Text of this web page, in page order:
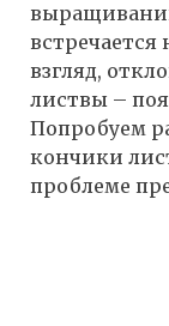
встречается
взгляд,
листвы –
Попробуем
кончики
проблеме